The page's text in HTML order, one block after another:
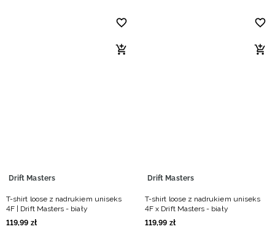
Drift Masters
T-shirt loose z nadrukiem uniseks
4F | Drift Masters - biały
119,99 zł
Drift Masters
T-shirt loose z nadrukiem uniseks
4F x Drift Masters - biały
119,99 zł